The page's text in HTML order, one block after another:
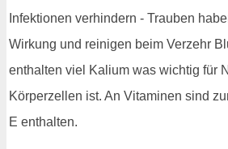
Infektionen verhindern - Trauben
Wirkung und reinigen beim Verzehr
enthalten viel Kalium was wichtig für
Körperzellen ist. An Vitaminen sind
E enthalten.